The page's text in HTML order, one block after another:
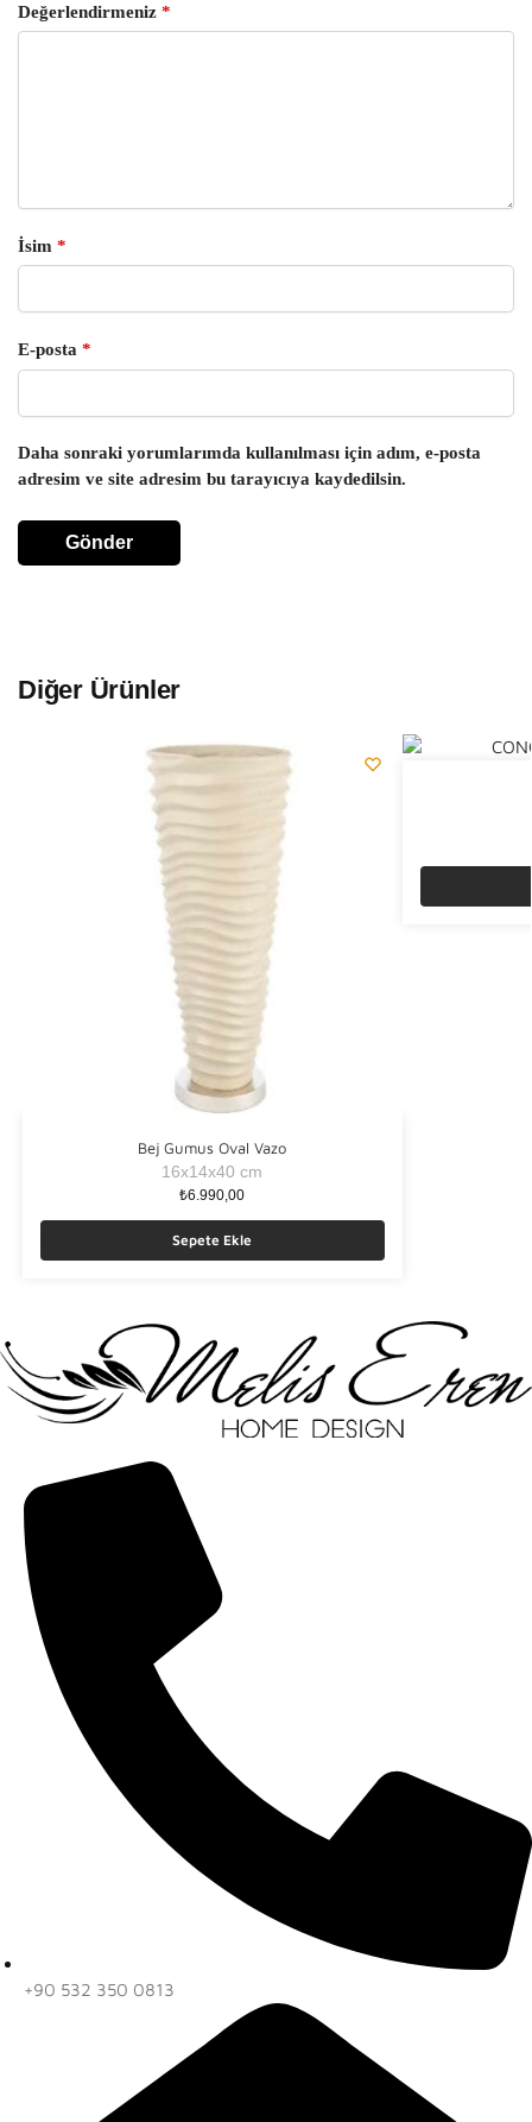
Değerlendirmeniz *
İsim *
E-posta *
Daha sonraki yorumlarımda kullanılması için adım, e-posta
adresim ve site adresim bu tarayıcıya kaydedilsin.
Diğer Ürünler
Bej Gumus Oval Vazo
16x14x40 cm
₺6.990,00
Sepete Ekle
+90 532 350 0813